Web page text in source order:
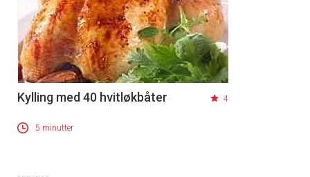
Kylling med 40 hvitløkbåter 4
5 minutter